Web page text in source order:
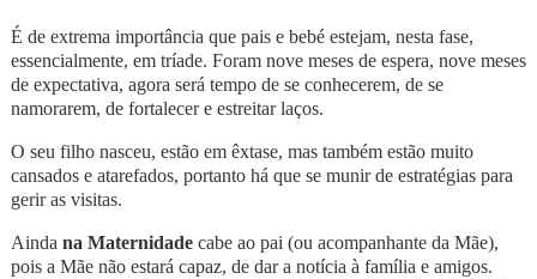
É de extrema importância que pais e bebé estejam, nesta fase,
essencialmente, em tríade. Foram nove meses de espera, nove meses
de expectativa, agora será tempo de se conhecerem, de se
namorarem, de fortalecer e estreitar laços.
O seu filho nasceu, estão em êxtase, mas também estão muito
cansados e atarefados, portanto há que se munir de estratégias para
gerir as visitas.
Ainda na Maternidadecabe ao pai (ou acompanhante da Mãe),
pois a Mãe não estará capaz, de dar a notícia à família e amigos.